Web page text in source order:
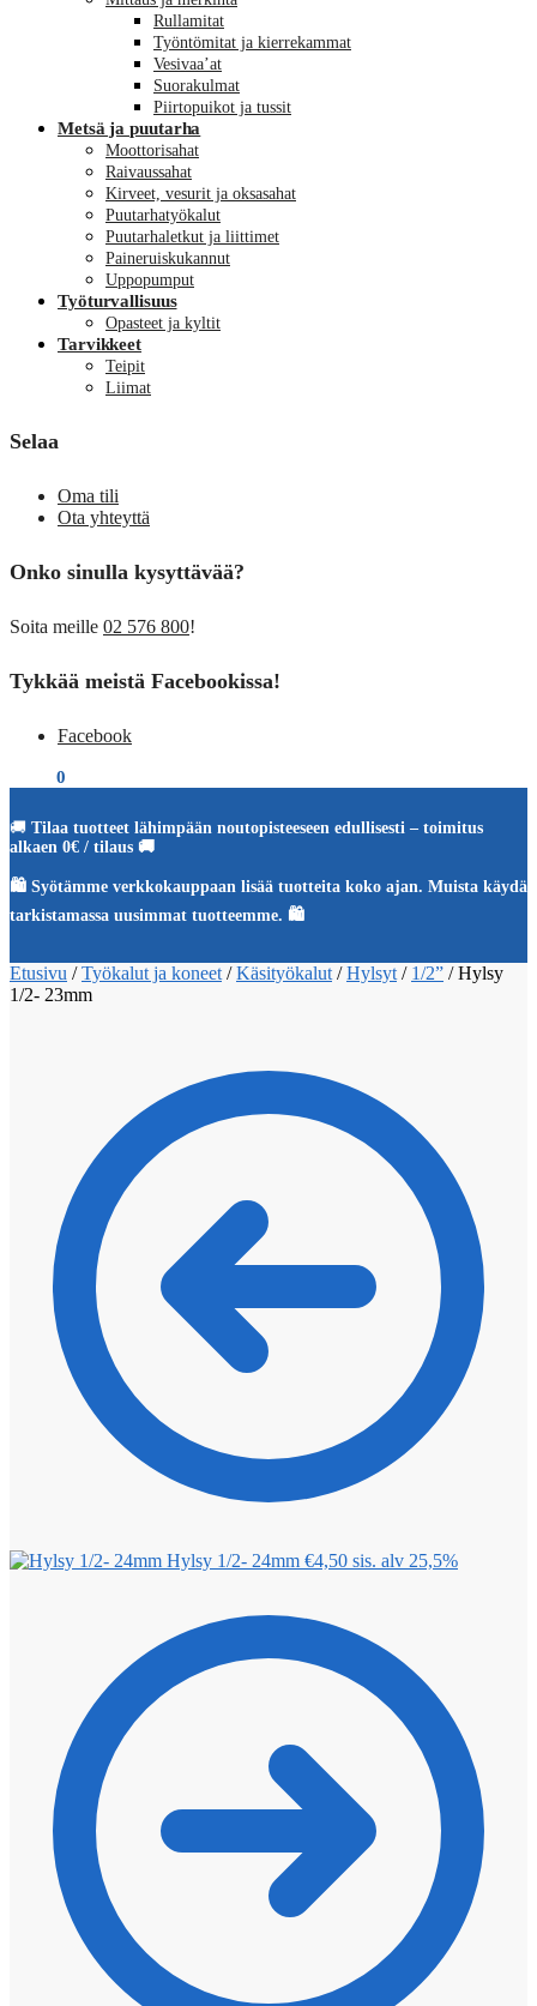
Rullamitat
Työntömitat ja kierrekammat
Vesivaa’at
Suorakulmat
Piirtopuikot ja tussit
Metsä ja puutarha
Moottorisahat
Raivaussahat
Kirveet, vesurit ja oksasahat
Puutarhatyökalut
Puutarhaletkut ja liittimet
Paineruiskukannut
Uppopumput
Työturvallisuus
Opasteet ja kyltit
Tarvikkeet
Teipit
Liimat
Selaa
Oma tili
Ota yhteyttä
Onko sinulla kysyttävää?
Soita meille 02 576 800!
Tykkää meistä Facebookissa!
Facebook
0
🚚 Tilaa tuotteet lähimpään noutopisteeseen edullisesti – toimitus
alkaen 0€ / tilaus 🚚
🛍️ Syötämme verkkokauppaan lisää tuotteita koko ajan. Muista käydä
tarkistamassa uusimmat tuotteemme. 🛍️
Etusivu /Työkalut ja koneet /Käsityökalut /Hylsyt / 1/2” /Hylsy
1/2- 23mm
Hylsy 1/2- 24mm €4,50 sis. alv 25,5%